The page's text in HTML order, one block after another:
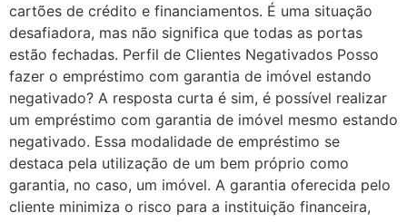
cartões de crédito e financiamentos. É uma situação
desafiadora, mas não significa que todas as portas
estão fechadas. Perfil de Clientes Negativados Posso
fazer o empréstimo com garantia de imóvel estando
negativado? A resposta curta é sim, é possível realizar
um empréstimo com garantia de imóvel mesmo estando
negativado. Essa modalidade de empréstimo se
destaca pela utilização de um bem próprio como
garantia, no caso, um imóvel. A garantia oferecida pelo
cliente minimiza o risco para a instituição financeira,